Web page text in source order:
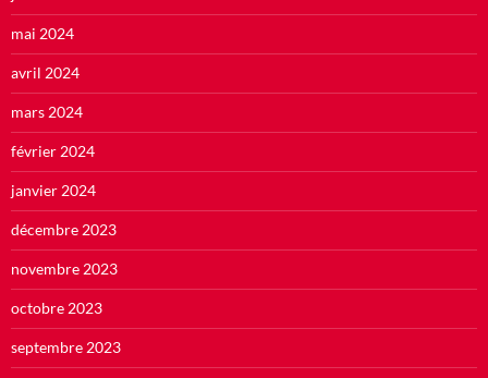
mai 2024
avril 2024
mars 2024
février 2024
janvier 2024
décembre 2023
novembre 2023
octobre 2023
septembre 2023